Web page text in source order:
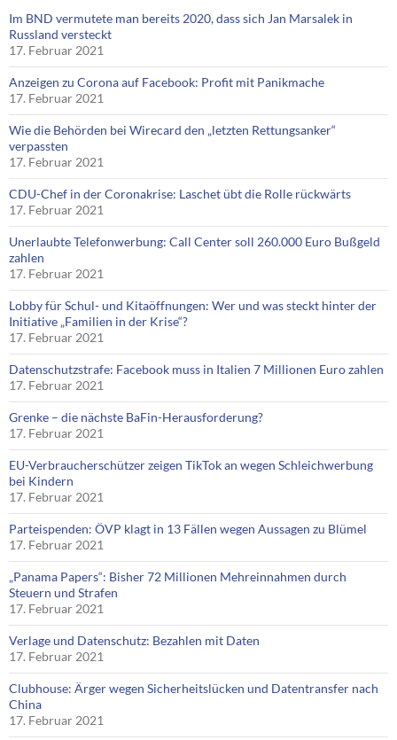
Im BND vermutete man bereits 2020, dass sich Jan Marsalek in
Russland versteckt
17. Februar 2021
Anzeigen zu Corona auf Facebook: Profit mit Panikmache
17. Februar 2021
Wie die Behörden bei Wirecard den „letzten Rettungsanker“
verpassten
17. Februar 2021
CDU-Chef in der Coronakrise: Laschet übt die Rolle rückwärts
17. Februar 2021
Unerlaubte Telefonwerbung: Call Center soll 260.000 Euro Bußgeld
zahlen
17. Februar 2021
Lobby für Schul- und Kitaöffnungen: Wer und was steckt hinter der
Initiative „Familien in der Krise“?
17. Februar 2021
Datenschutzstrafe: Facebook muss in Italien 7 Millionen Euro zahlen
17. Februar 2021
Grenke – die nächste BaFin-Herausforderung?
17. Februar 2021
EU-Verbraucherschützer zeigen TikTok an wegen Schleichwerbung
bei Kindern
17. Februar 2021
Parteispenden: ÖVP klagt in 13 Fällen wegen Aussagen zu Blümel
17. Februar 2021
„Panama Papers“: Bisher 72 Millionen Mehreinnahmen durch
Steuern und Strafen
17. Februar 2021
Verlage und Datenschutz: Bezahlen mit Daten
17. Februar 2021
Clubhouse: Ärger wegen Sicherheitslücken und Datentransfer nach
China
17. Februar 2021